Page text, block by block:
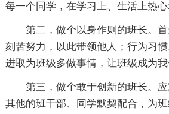
每一个同学，在学习上、生活上热心
第二，做个以身作则的班长。
刻苦努力，以此带领他人；行为习
进取为班级多做事情，让班级成为我
第三，做个敢于创新的班长。应
其他的班干部、同学默契配合，为